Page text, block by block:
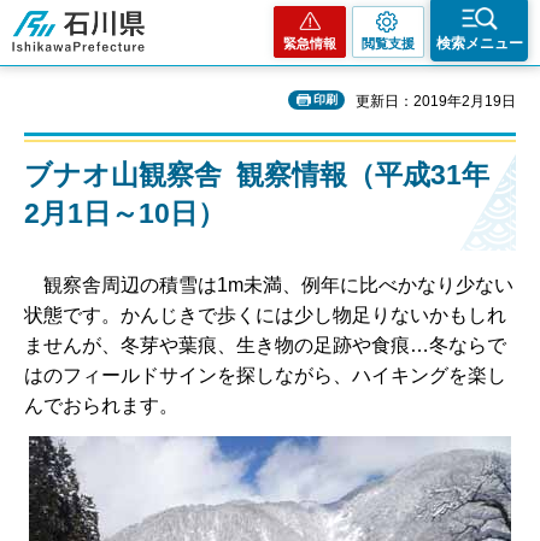
石川県
緊急情報 閲覧支援 検索メニュー
印刷 更新日：2019年2月19日
ブナオ山観察舎 観察情報（平成31年
2月1日～10日）
観察舎周辺の積雪は1m未満、例年に比べかなり少ない
状態です。かんじきで歩くには少し物足りないかもしれ
ませんが、冬芽や葉痕、生き物の足跡や食痕…冬ならで
はのフィールドサインを探しながら、ハイキングを楽し
んでおられます。